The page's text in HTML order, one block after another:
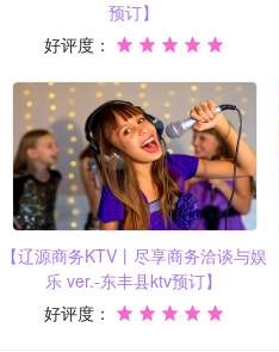
预订】
好评度：
【辽源商务KTV丨尽享商务洽谈与娱
乐 ver.-东丰县ktv预订】
好评度：